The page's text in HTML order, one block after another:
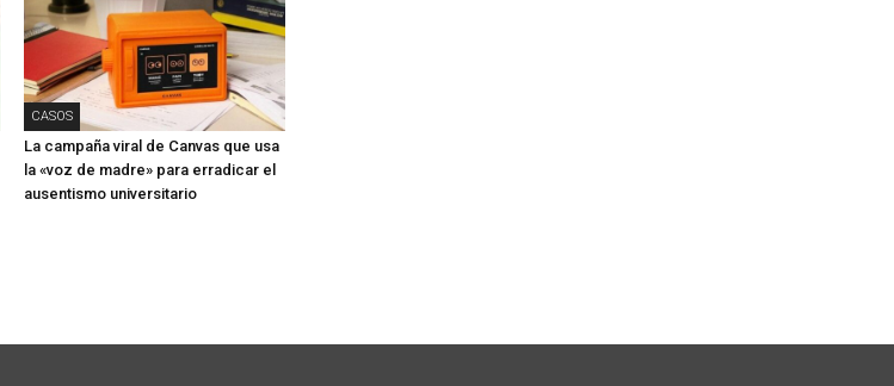
CASOS
La campaña viral de Canvas que usa
la «voz de madre» para erradicar el
ausentismo universitario